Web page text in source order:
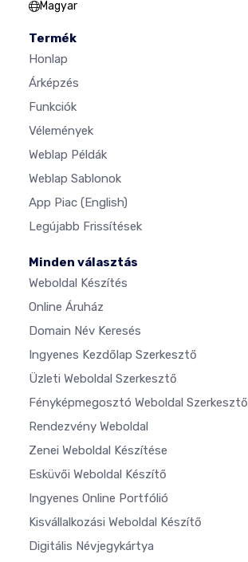
Magyar
Termék
Honlap
Árképzés
Funkciók
Vélemények
Weblap Példák
Weblap Sablonok
App Piac (English)
Legújabb Frissítések
Minden választás
Weboldal Készítés
Online Áruház
Domain Név Keresés
Ingyenes Kezdőlap Szerkesztő
Üzleti Weboldal Szerkesztő
Fényképmegosztó Weboldal Szerkesztő
Rendezvény Weboldal
Zenei Weboldal Készítése
Esküvői Weboldal Készítő
Ingyenes Online Portfólió
Kisvállalkozási Weboldal Készítő
Digitális Névjegykártya